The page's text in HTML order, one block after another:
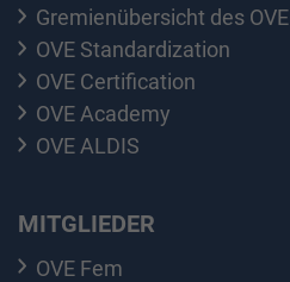
Gremienübersicht des OVE
OVE Standardization
OVE Certification
OVE Academy
OVE ALDIS
MITGLIEDER
OVE Fem